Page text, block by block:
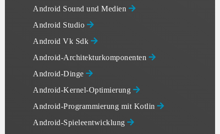
Android Sound und Medien
Android Studio
Android Vk Sdk
Android-Architekturkomponenten
Android-Dinge
Android-Kernel-Optimierung
Android-Programmierung mit Kotlin
Android-Spieleentwicklung